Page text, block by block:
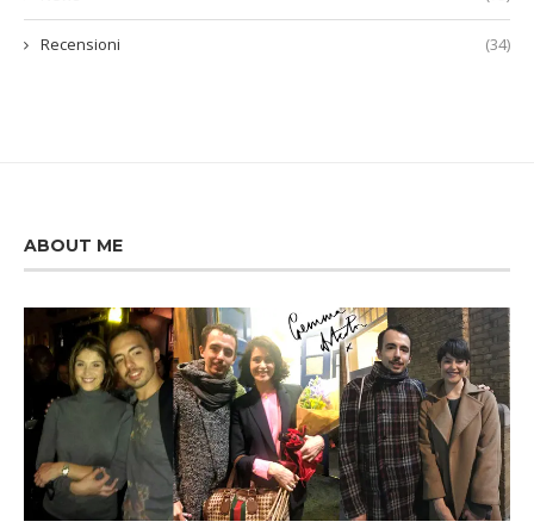
Recensioni (34)
ABOUT ME